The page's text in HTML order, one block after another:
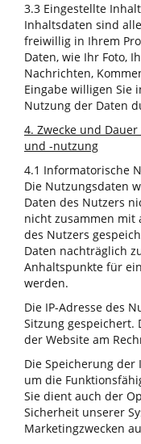
3.3 Eingestellte
Inhaltsdaten sind
freiwillig in Ihrem
Daten, wie Ihr Foto,
Nachrichten,
Eingabe willigen Sie
Nutzung der Daten
4. Zwecke und
und -nutzung
4.1 Informatorische
Die Nutzungsdaten
Daten des Nutzers
nicht zusammen mit
des Nutzers
Daten nachträglich
Anhaltspunkte für
werden.
Die IP-Adresse des
Sitzung gespeichert.
der Website am
Die Speicherung der
um die
Sie dient auch der
Sicherheit unserer
Marketingzwecken